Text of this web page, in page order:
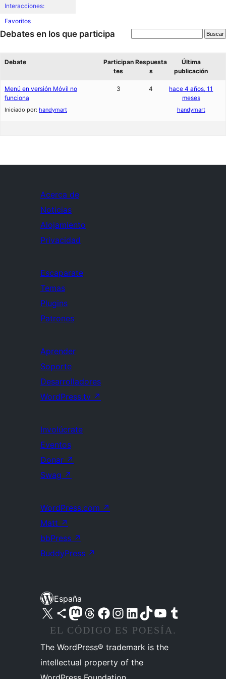
Interacciones:
Favoritos
Debates en los que participa
Debate
Participan
tes
Respuesta
s
Última
publicación
Menú en versión Móvil no
funciona
Iniciado por: handymart
3 4
hace 4 años, 11
meses
handymart
Acerca de
Noticias
Alojamiento
Privacidad
Escaparate
Temas
Plugins
Patrones
Aprender
Soporte
Desarrolladores
WordPress.tv ↗
Involúcrate
Eventos
Donar ↗
Swag ↗
WordPress.com ↗
Matt ↗
bbPress ↗
BuddyPress ↗
España
Visita nuestra cuenta de X (anteriormente Twitter)
Visita nuestra cuenta de Bluesky
Visita nuestra cuenta de Mastodon
Visita nuestra cuenta de Threads
Visita nuestra página de Facebook
Visita nuestra cuenta de Instagram
Visita nuestra cuenta de LinkedIn
Visita nuestra cuenta de TikTok
Visita nuestro canal de YouTube
Visita nuestra cuenta de Tumblr
EL CÓDIGO ES POESÍA.
The WordPress® trademark is the
intellectual property of the